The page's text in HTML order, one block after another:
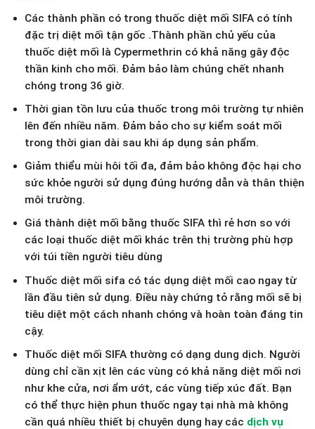
Các thành phần có trong thuốc diệt mối SIFA có tính
đặc trị diệt mối tận gốc .Thành phần chủ yếu của
thuốc diệt mối là Cypermethrin có khả năng gây độc
thần kinh cho mối. Đảm bảo làm chúng chết nhanh
chóng trong 36 giờ.
Thời gian tồn lưu của thuốc trong môi trường tự nhiên
lên đến nhiều năm. Đảm bảo cho sự kiểm soát mối
trong thời gian dài sau khi áp dụng sản phẩm.
Giảm thiểu mùi hôi tối đa, đảm bảo không độc hại cho
sức khỏe người sử dụng đúng hướng dẫn và thân thiện
môi trường.
Giá thành diệt mối bằng thuốc SIFA thì rẻ hơn so với
các loại thuốc diệt mối khác trên thị trường phù hợp
với túi tiền người tiêu dùng
Thuốc diệt mối sifa có tác dụng diệt mối cao ngay từ
lần đầu tiên sử dụng. Điều này chứng tỏ rằng mối sẽ bị
tiêu diệt một cách nhanh chóng và hoàn toàn đáng tin
cậy.
Thuốc diệt mối SIFA thường có dạng dung dịch. Người
dùng chỉ cần xịt lên các vùng có khả năng diệt mối nơi
như khe cửa, nơi ẩm ướt, các vùng tiếp xúc đất. Bạn
có thể thực hiện phun thuốc ngay tại nhà mà không
cần quá nhiều thiết bị chuyên dụng hay các dịch vụ